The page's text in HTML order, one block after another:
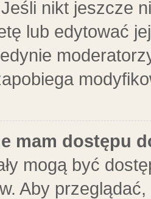
nikt jeszcze
lub edytować
mam dostępu
mogą być
Aby